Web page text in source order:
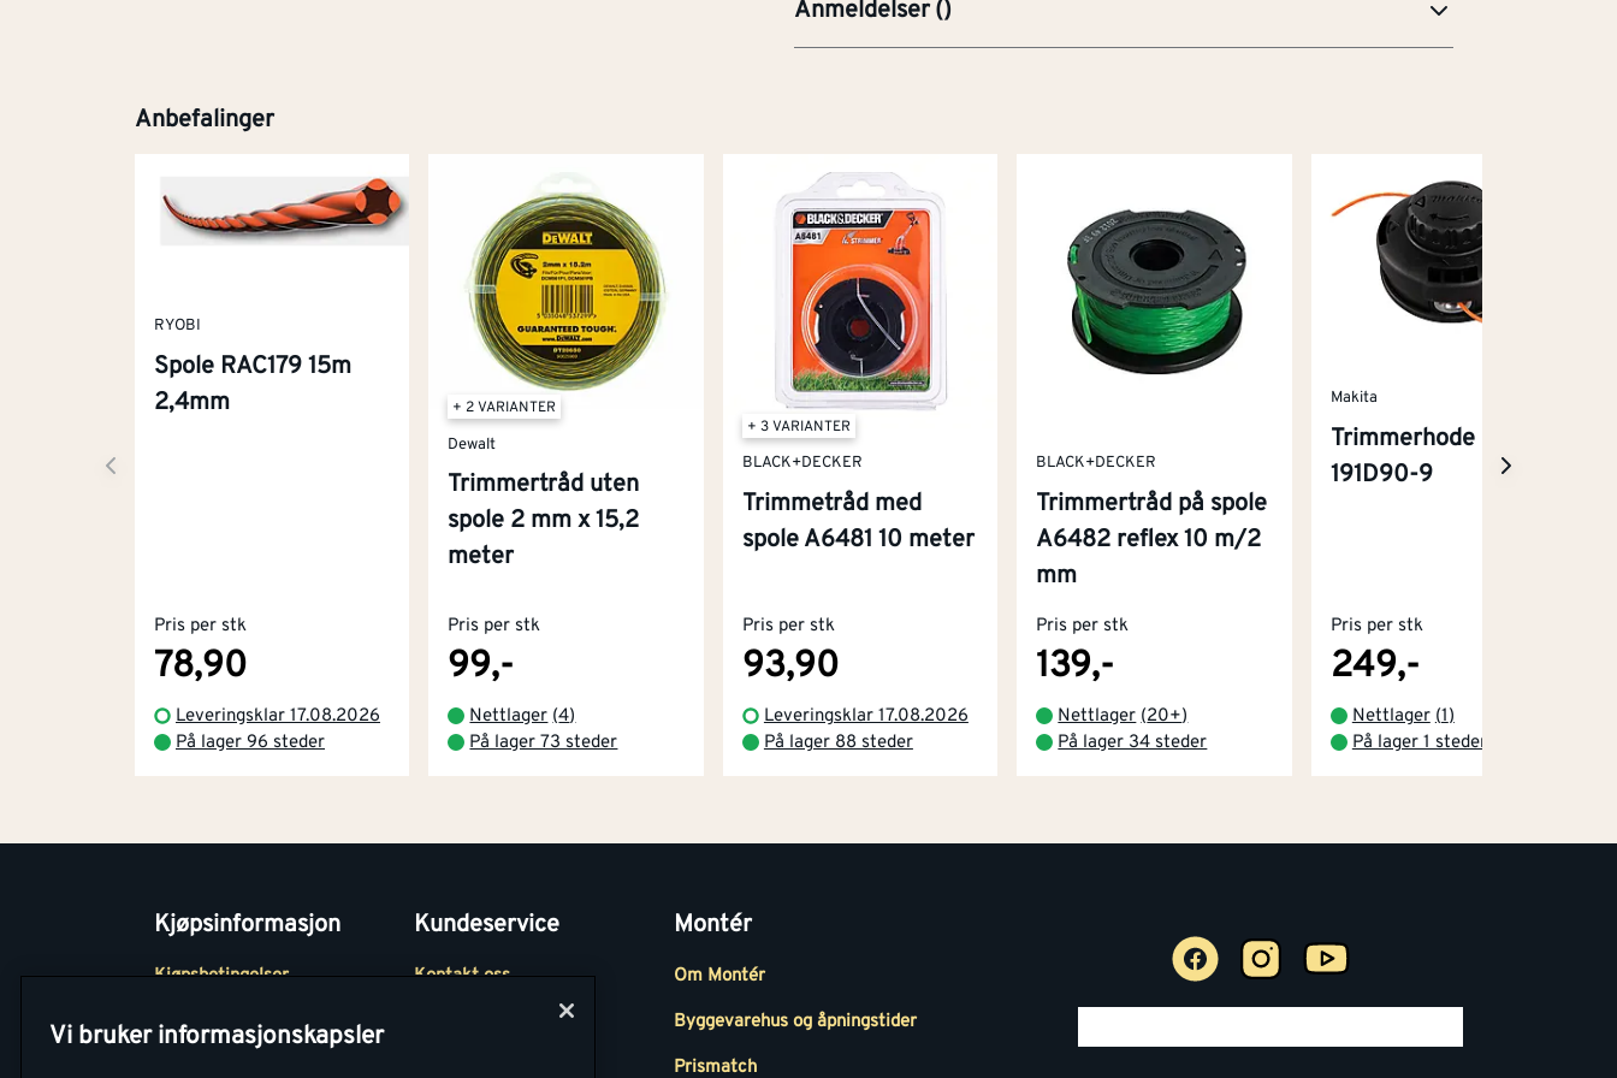
Anmeldelser()
Anbefalinger
RYOBI
Spole RAC179 15m
2,4mm
Pris per stk
78,90
Leveringsklar 17.08.2026
På lager 96 steder
+ 2 VARIANTER
Dewalt
Trimmertråd uten
spole 2 mm x 15,2
meter
Pris per stk
99,-
Nettlager (4)
På lager 73 steder
+ 3 VARIANTER
BLACK+DECKER
Trimmetråd med
spole A6481 10 meter
Pris per stk
93,90
Leveringsklar 17.08.2026
På lager 88 steder
BLACK+DECKER
Trimmertråd på spole
A6482 reflex 10 m/2
mm
Pris per stk
139,-
Nettlager (20+)
På lager 34 steder
Makita
Trimmerhode
191D90-9
Pris per stk
249,-
Nettlager (1)
På lager 1 steder
Kjøpsinformasjon
Kjøpsbetingelser
Betaling
Kundeservice
Kontakt oss
Montér
Om Montér
Byggevarehus og åpningstider
Prismatch
Vi bruker informasjonskapsler